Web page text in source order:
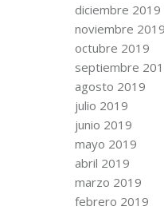
diciembre 2019
noviembre 2019
octubre 2019
septiembre
agosto 2019
julio 2019
junio 2019
mayo 2019
abril 2019
marzo 2019
febrero 2019